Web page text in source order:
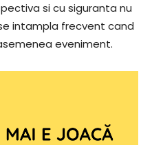
si cu siguranta nu
intampla frecvent cand
eveniment.